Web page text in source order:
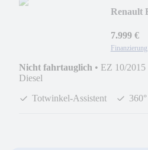
Renault
7.999 €
Nicht fahrtauglich • EZ 10/2015
Diesel
Totwinkel-Assistent